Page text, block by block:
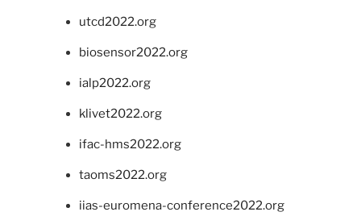
utcd2022.org
biosensor2022.org
ialp2022.org
klivet2022.org
ifac-hms2022.org
taoms2022.org
iias-euromena-conference2022.org